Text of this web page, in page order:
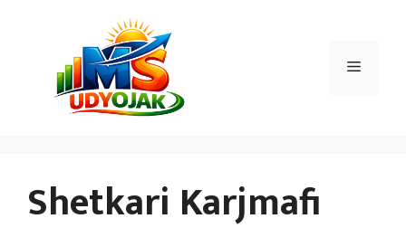
Menu
Shetkari Karjmafi